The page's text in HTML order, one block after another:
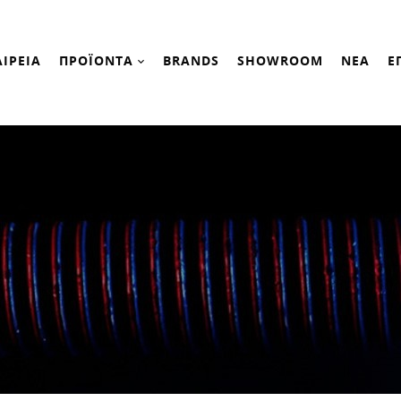
ΠΡΟΪΟΝΤΑ BRANDS SHOWROOM ΝΕΑ